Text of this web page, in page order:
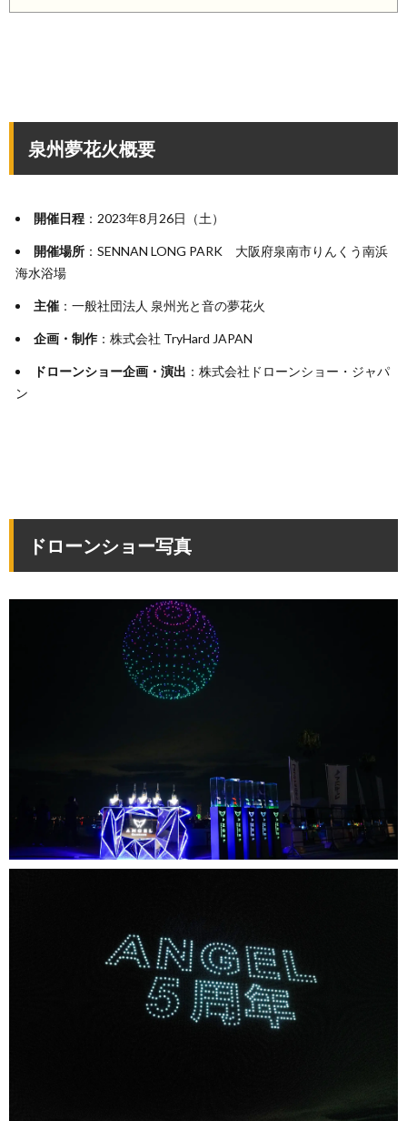
泉州夢花火概要
開催日程 ：2023年8月26日（土）
開催場所 ：SENNAN LONG PARK 大阪府泉南市りんくう南浜
海水浴場
主催 ：一般社団法人 泉州光と音の夢花火
企画・制作 ：株式会社 TryHard JAPAN
ドローンショー企画・演出 ：株式会社ドローンショー・ジャパ
ン
ドローンショー写真